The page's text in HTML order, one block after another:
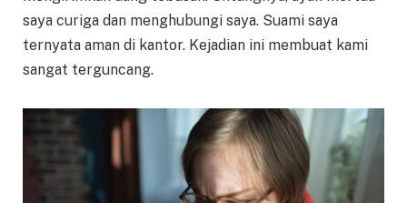
saya curiga dan menghubungi saya. Suami saya
ternyata aman di kantor. Kejadian ini membuat kami
sangat terguncang.